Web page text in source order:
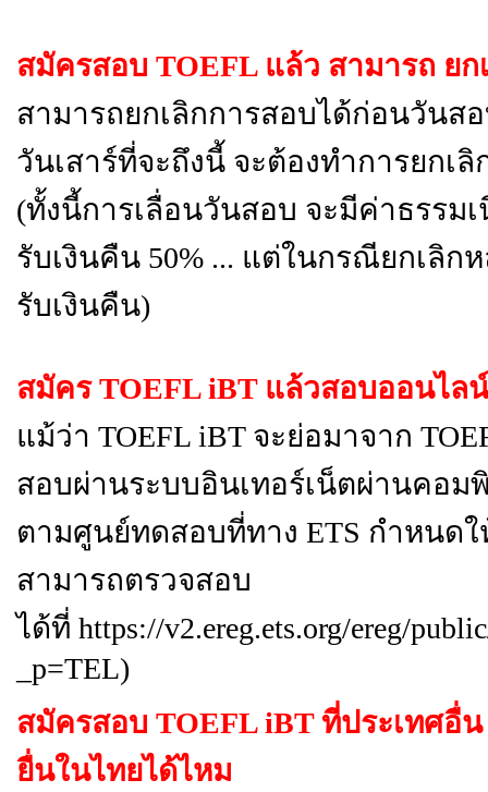
สมัครสอบ TOEFL แล้ว สามารถ ย
สามารถยกเลิกการสอบได้ก่อนวันส
วันเสาร์ที่จะถึงนี้ จะต้องทำการยกเ
(ทั้งนี้การเลื่อนวันสอบ จะมีค่าธรรม
รับเงินคืน 50% ... แต่ในกรณียกเลิก
รับเงินคืน)
สมัคร TOEFL iBT แล้วสอบออนไล
แม้ว่า TOEFL iBT จะย่อมาจาก
สอบผ่านระบบอินเทอร์เน็ตผ่านคอม
ตามศูนย์ทดสอบที่ทาง ETS กำหนด
สามารถตรวจสอบ
ได้ที่ https://v2.ereg.ets.org/ereg/
_p=TEL)
สมัครสอบ TOEFL iBT ที่ประเทศอื่
ยื่นในไทยได้ไหม